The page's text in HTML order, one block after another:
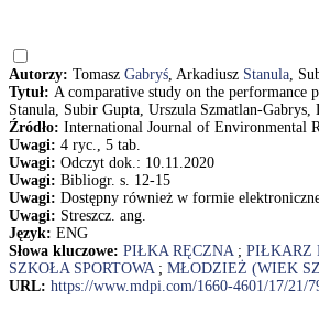
Autorzy: Tomasz Gabryś, Arkadiusz Stanula,
Tytuł: A comparative study on the performance
Stanula, Subir Gupta, Urszula Szmatlan-Gabrys,
Źródło: International Journal of Environmental
Uwagi: 4 ryc., 5 tab.
Uwagi: Odczyt dok.: 10.11.2020
Uwagi: Bibliogr. s. 12-15
Uwagi: Dostępny również w formie
Uwagi: Streszcz. ang.
Język: ENG
Słowa kluczowe: PIŁKA RĘCZNA; PIŁKARZ
SZKOŁA SPORTOWA; MŁODZIEŻ (WIEK
URL: https://www.mdpi.com/1660-4601/17/21/